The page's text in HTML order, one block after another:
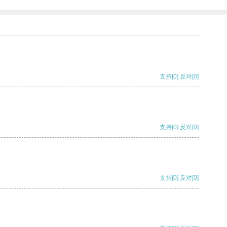
支持[0] 反对[0]
支持[0] 反对[0]
支持[0] 反对[0]